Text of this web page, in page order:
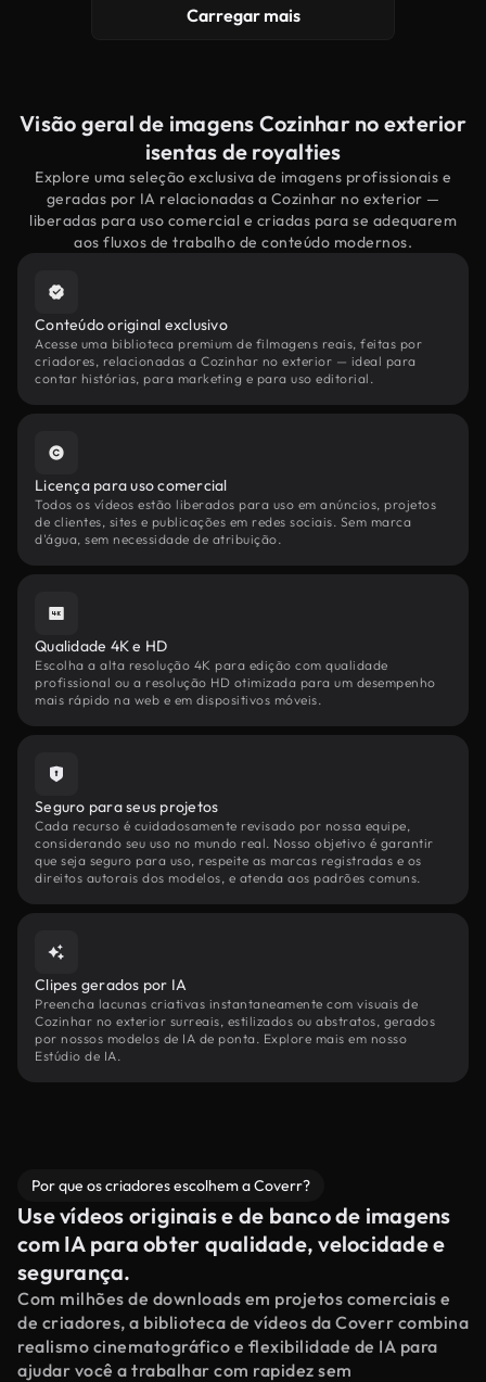
Carregar mais
Visão geral de imagens Cozinhar no exterior
isentas de royalties
Explore uma seleção exclusiva de imagens profissionais e
geradas por IA relacionadas a Cozinhar no exterior —
liberadas para uso comercial e criadas para se adequarem
aos fluxos de trabalho de conteúdo modernos.
Conteúdo original exclusivo
Acesse uma biblioteca premium de filmagens reais, feitas por
criadores, relacionadas a Cozinhar no exterior — ideal para
contar histórias, para marketing e para uso editorial.
Licença para uso comercial
Todos os vídeos estão liberados para uso em anúncios, projetos
de clientes, sites e publicações em redes sociais. Sem marca
d'água, sem necessidade de atribuição.
Qualidade 4K e HD
Escolha a alta resolução 4K para edição com qualidade
profissional ou a resolução HD otimizada para um desempenho
mais rápido na web e em dispositivos móveis.
Seguro para seus projetos
Cada recurso é cuidadosamente revisado por nossa equipe,
considerando seu uso no mundo real. Nosso objetivo é garantir
que seja seguro para uso, respeite as marcas registradas e os
direitos autorais dos modelos, e atenda aos padrões comuns.
Clipes gerados por IA
Preencha lacunas criativas instantaneamente com visuais de
Cozinhar no exterior surreais, estilizados ou abstratos, gerados
por nossos modelos de IA de ponta. Explore mais em nosso
Estúdio de IA.
Por que os criadores escolhem a Coverr?
Use vídeos originais e de banco de imagens
com IA para obter qualidade, velocidade e
segurança.
Com milhões de downloads em projetos comerciais e
de criadores, a biblioteca de vídeos da Coverr combina
realismo cinematográfico e flexibilidade de IA para
ajudar você a trabalhar com rapidez sem